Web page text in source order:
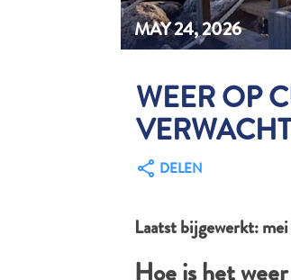
MAY 24, 2026
WEER OP
DELEN
Laatst bijgewerkt:
Hoe is het